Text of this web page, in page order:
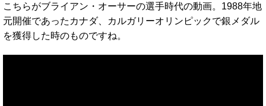
こちらがブライアン・オーサーの選手時代の動画。1988年地
元開催であったカナダ、カルガリーオリンピックで銀メダル
を獲得した時のものですね。